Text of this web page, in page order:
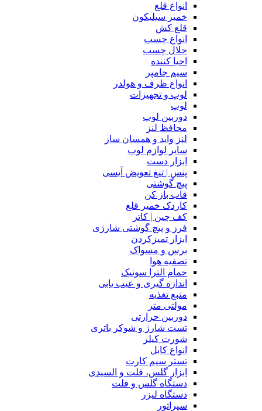
انواع قلع
خمیر سیلیکون
قلع کش
انواع چسب
حلال چسب
احیا کننده
سیم جامپر
انواع ظرف و هولدر
لوپ و تجهیزات
لوپ
دوربین لوپ
محافظ لنز
لنز واید و همسان ساز
سایر لوازم لوپ
ابزار دست
پنس | تیغ تعویض آیسی
پیچ گوشتی
قاب باز کن
کاردک خمیر قلع
کف چین | کاتر
فرز و پیچ گوشتی شارژی
ابزار تمیزکردن
برس و مسواک
تصفیه هوا
حمام الترا سونیک
اندازه گیری و عیب یابی
منبع تغذیه
مولتی متر
دوربین حرارتی
تست شارژ و شوکر باتری
شورت کیلر
انواع کابل
تستر سیم کارت
ابزار گلس، فلت و السیدی
دستگاه گلس و فلت
دستگاه لیزر
سپراتور